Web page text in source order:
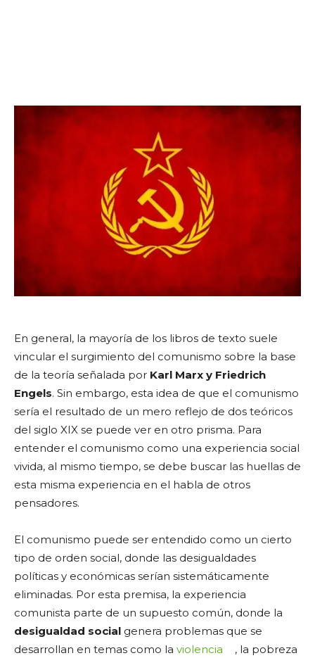
En general, la mayoría de los libros de texto suele
vincular el surgimiento del comunismo sobre la base
de la teoría señalada por Karl Marx y Friedrich
Engels. Sin embargo, esta idea de que el comunismo
sería el resultado de un mero reflejo de dos teóricos
del siglo XIX se puede ver en otro prisma. Para
entender el comunismo como una experiencia social
vivida, al mismo tiempo, se debe buscar las huellas de
esta misma experiencia en el habla de otros
pensadores.
El comunismo puede ser entendido como un cierto
tipo de orden social, donde las desigualdades
políticas y económicas serían sistemáticamente
eliminadas. Por esta premisa, la experiencia
comunista parte de un supuesto común, donde la
desigualdad social genera problemas que se
desarrollan en temas como la violencia
, la pobreza